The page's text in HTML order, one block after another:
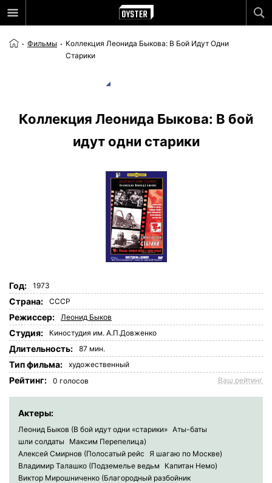
Фильмы
Коллекция Леонида Быкова: В Бой Идут Одни
Старики
Коллекция Леонида Быкова: В бой
идут одни старики
Год: 1973
Страна: СССР
Режиссер: Леонид Быков
Студия: Киностудия им. А.П.Довженко
Длительность: 87 мин.
Tип фильма: художественный
Рейтинг: 0 голосов Ваш рейтинг
Актеры:
Леонид Быков (В бой идут одни «старики» Аты-баты
шли солдаты
Максим Перепелица)
Алексей Смирнов (Полосатый рейс
Я шагаю по Москве)
Владимир Талашко (Подземелье ведьм
Капитан Немо)
Виктор Мирошниченко (Благородный разбойник